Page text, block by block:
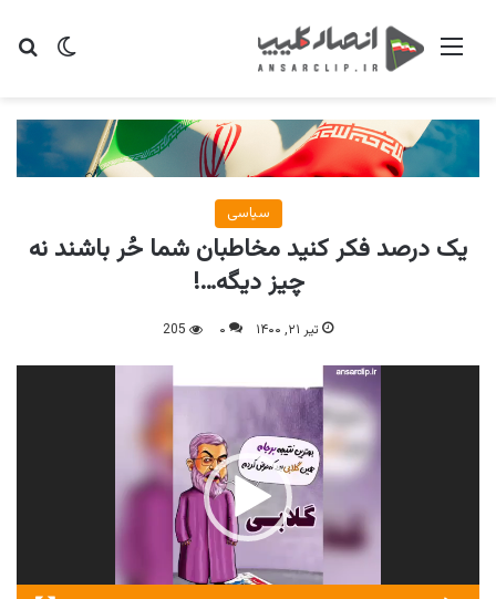
تغییر منو
سیاسی
یک درصد فکر کنید مخاطبان شما حُر باشند نه
چیز دیگه…!
تیر ۲۱, ۱۴۰۰ ۰ 205
نمایشگر